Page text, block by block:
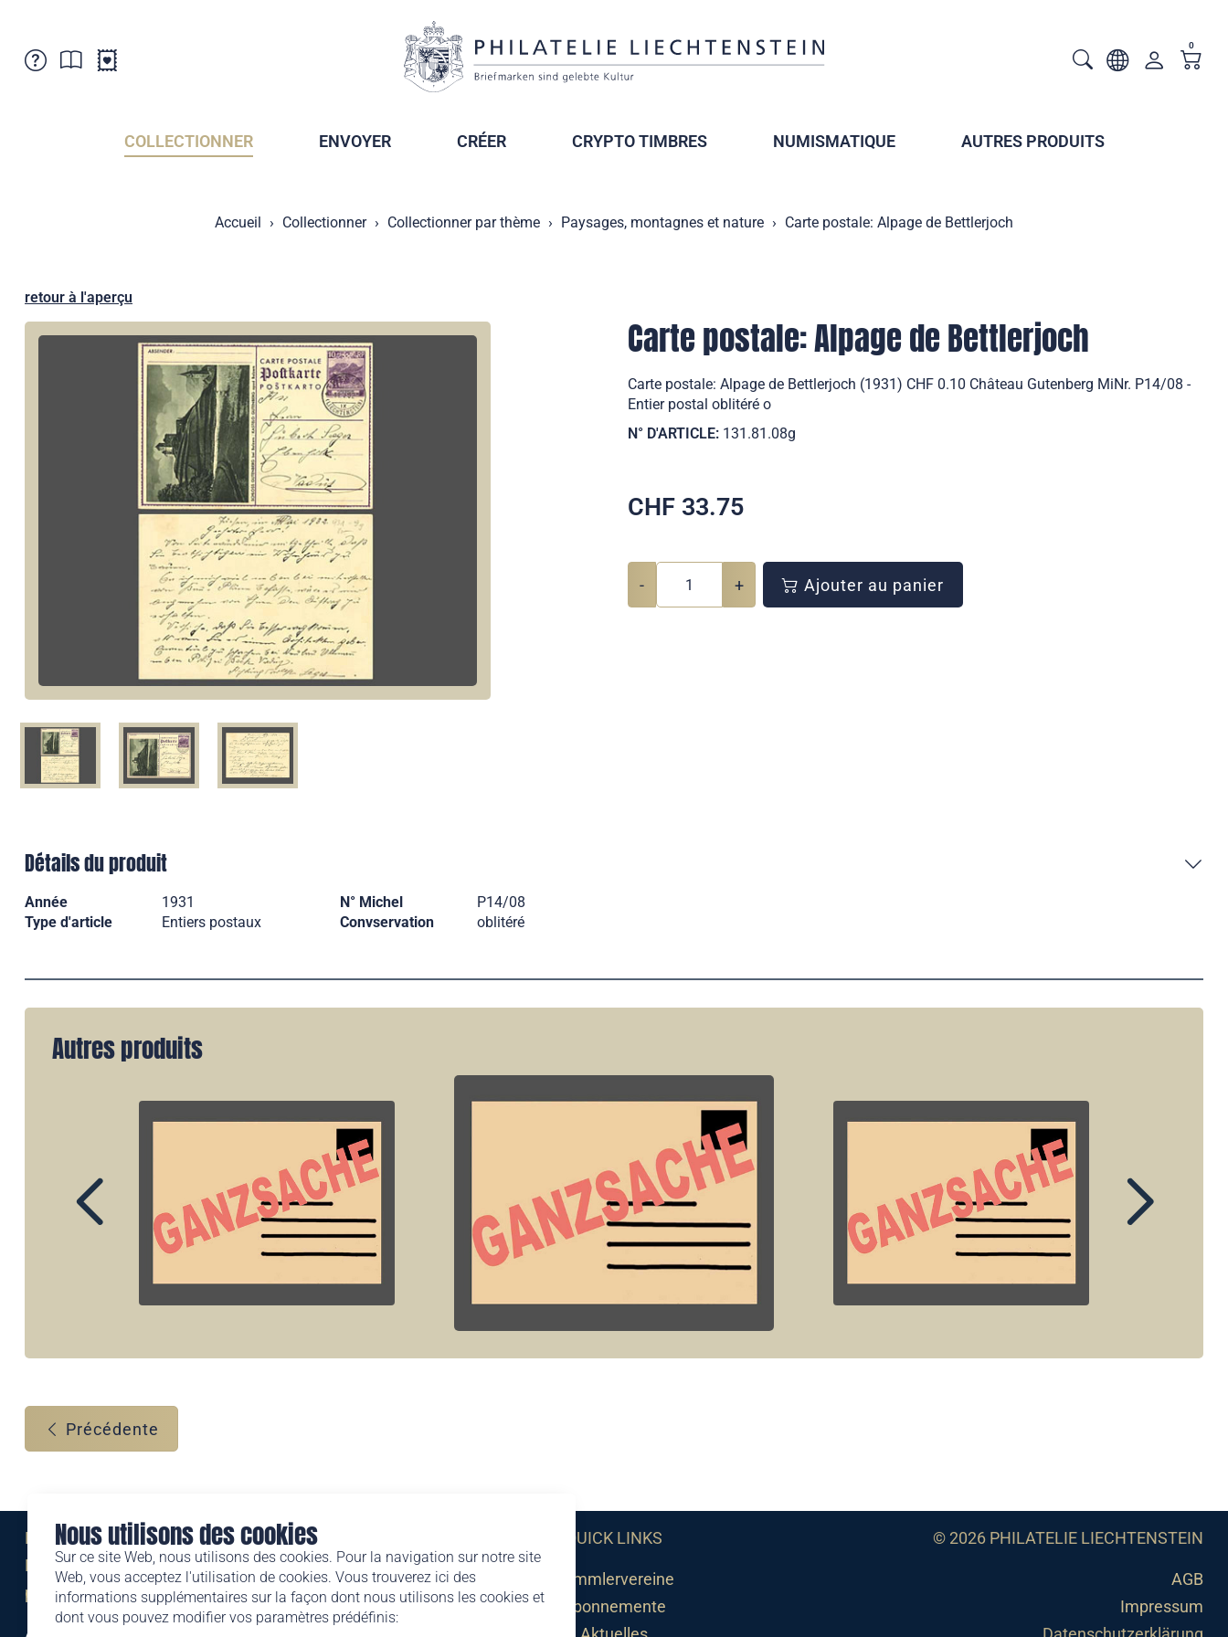
Nous utilisons des cookies
Sur ce site Web, nous utilisons des cookies. Pour la navigation sur notre site
Web, vous acceptez l'utilisation de cookies. Vous trouverez ici des
informations supplémentaires sur la façon dont nous utilisons les cookies et
dont vous pouvez modifier vos paramètres prédéfinis:
Points de vente
Abonnement
0
COLLECTIONNER ENVOYER CRÉER CRYPTO TIMBRES NUMISMATIQUE AUTRES PRODUITS
Accueil Collectionner Collectionner par thème Paysages, montagnes et nature Carte postale: Alpage de Bettlerjoch
retour à l'aperçu
Carte postale: Alpage de Bettlerjoch
Carte postale: Alpage de Bettlerjoch (1931) CHF 0.10 Château Gutenberg MiNr. P14/08 -
Entier postal oblitéré o
N° D'ARTICLE: 131.81.08g
CHF 33.75
- + Ajouter au panier
Détails du produit
Année 1931 N° Michel
P14/08
Type d'article
Entiers postaux Convservation oblitéré
Autres produits
Précédente
Eine Marke der
Liechtensteinischen Post AG
post.li
QUICK LINKS
Sammlervereine
Abonnemente
© 2026 PHILATELIE LIECHTENSTEIN
AGB
Impressum